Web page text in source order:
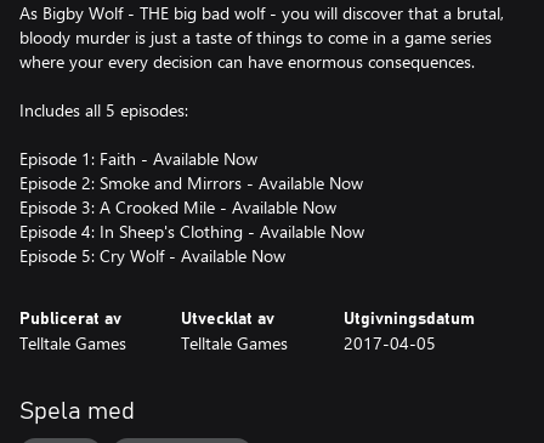
As Bigby Wolf - THE big bad wolf - you will discover that a brutal,
bloody murder is just a taste of things to come in a game series
where your every decision can have enormous consequences.
Includes all 5 episodes:
Episode 1: Faith - Available Now
Episode 2: Smoke and Mirrors - Available Now
Episode 3: A Crooked Mile - Available Now
Episode 4: In Sheep's Clothing - Available Now
Episode 5: Cry Wolf - Available Now
Publicerat av
Telltale Games
Utvecklat av
Telltale Games
Utgivningsdatum
2017-04-05
Spela med